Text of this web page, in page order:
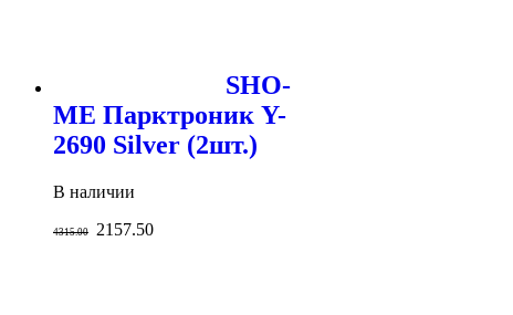
SHO-
ME Парктроник Y-
2690 Silver (2шт.)
В наличии
4315.00 2157.50